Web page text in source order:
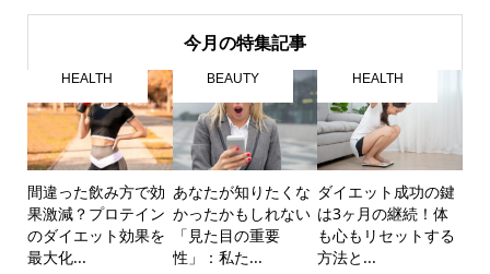
今月の特集記事
間違った飲み方で効
果激減？プロテイン
のダイエット効果を
最大化...
HEALTH
あなたが知りたくな
かったかもしれない
「見た目の重要
性」：私た...
BEAUTY
ダイエット成功の鍵
は3ヶ月の継続！体
も心もリセットする
方法と...
HEALTH